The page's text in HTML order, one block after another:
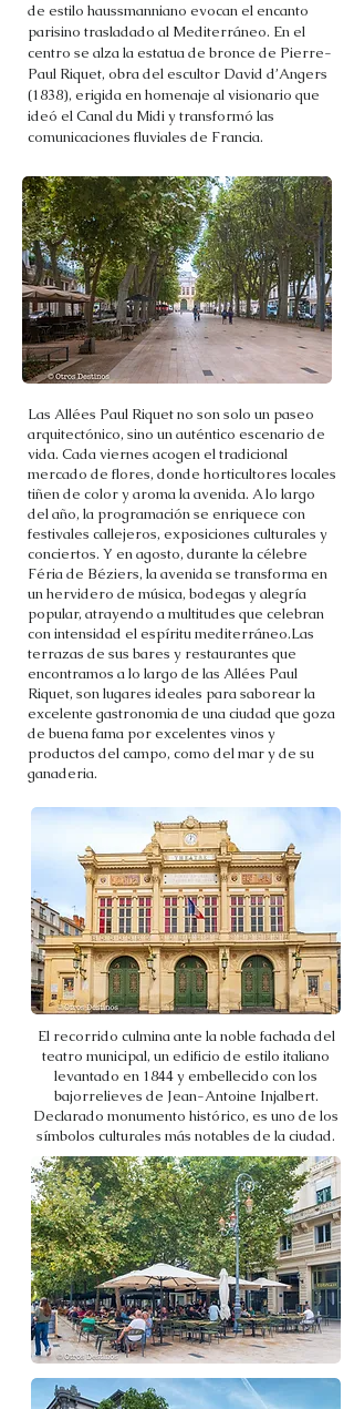
de estilo haussmanniano evocan el encanto
parisino trasladado al Mediterráneo. En el
centro se alza la estatua de bronce de Pierre-
Paul Riquet, obra del escultor David d’Angers
(1838), erigida en homenaje al visionario que
ideó el Canal du Midi y transformó las
comunicaciones fluviales de Francia.
Las Allées Paul Riquet no son solo un paseo
arquitectónico, sino un auténtico escenario de
vida. Cada viernes acogen el tradicional
mercado de flores, donde horticultores locales
tiñen de color y aroma la avenida. A lo largo
del año, la programación se enriquece con
festivales callejeros, exposiciones culturales y
conciertos. Y en agosto, durante la célebre
Féria de Béziers, la avenida se transforma en
un hervidero de música, bodegas y alegría
popular, atrayendo a multitudes que celebran
con intensidad el espíritu mediterráneo.Las
terrazas de sus bares y restaurantes que
encontramos a lo largo de las Allées Paul
Riquet, son lugares ideales para saborear la
excelente gastronomia de una ciudad que goza
de buena fama por excelentes vinos y
productos del campo, como del mar y de su
ganaderia.
El recorrido culmina ante la noble fachada del
teatro municipal, un edificio de estilo italiano
levantado en 1844 y embellecido con los
bajorrelieves de Jean-Antoine Injalbert.
Declarado monumento histórico, es uno de los
símbolos culturales más notables de la ciudad.